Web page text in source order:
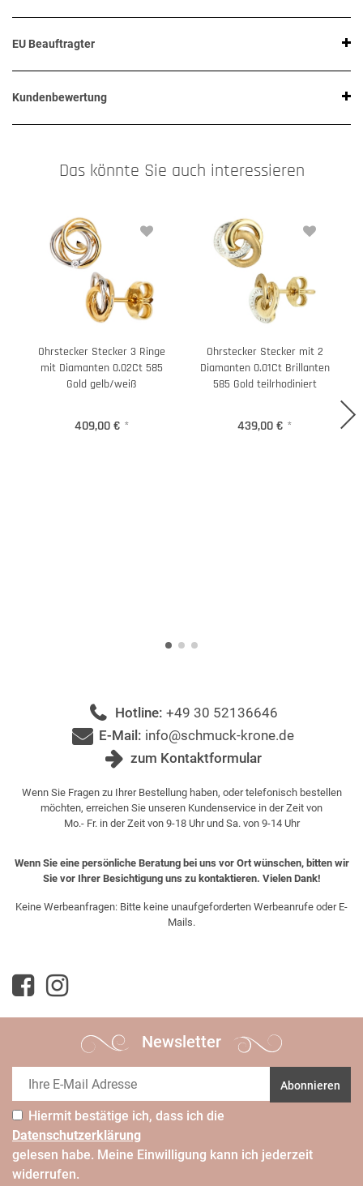
EU Beauftragter
Kundenbewertung
Das könnte Sie auch interessieren
Ohrstecker Stecker 3 Ringe
mit Diamanten 0.02Ct 585
Gold gelb/weiß
409,00 € *
Ohrstecker Stecker mit 2
Diamanten 0.01Ct Brillanten
585 Gold teilrhodiniert
439,00 € *
Hotline: +49 30 52136646
E-Mail: info@schmuck-krone.de
zum Kontaktformular
Wenn Sie Fragen zu Ihrer Bestellung haben, oder telefonisch bestellen
möchten, erreichen Sie unseren Kundenservice in der Zeit von
Mo.- Fr. in der Zeit von 9-18 Uhr und Sa. von 9-14 Uhr
Wenn Sie eine persönliche Beratung bei uns vor Ort wünschen, bitten wir
Sie vor Ihrer Besichtigung uns zu kontaktieren. Vielen Dank!
Keine Werbeanfragen: Bitte keine unaufgeforderten Werbeanrufe oder E-
Mails.
Newsletter
Abonnieren
Hiermit bestätige ich, dass ich die
Daten­schutz­erklärung
gelesen habe. Meine Einwilligung kann ich jederzeit
widerrufen.